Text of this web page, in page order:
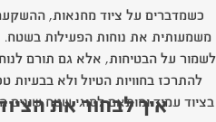
כשמדברים על ציוד מחנאות,
משמעותית את נוחות הפעילות בשטח.
לשמור על הבטיחות, אלא גם תורם
להתרכז בחוויות הטיול ולא
בציוד עמיד ומותאם לסוגי שטח
איך לבחור את